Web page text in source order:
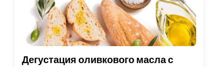
Дегустация оливкового масла с